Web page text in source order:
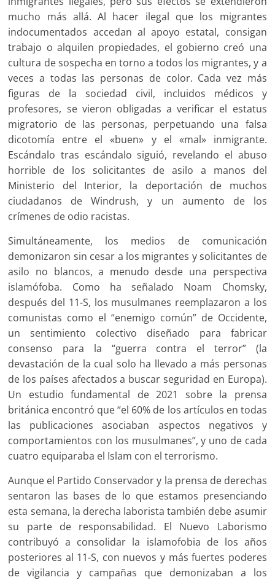
mucho más allá. Al hacer ilegal que los migrantes
indocumentados accedan al apoyo estatal, consigan
trabajo o alquilen propiedades, el gobierno creó una
cultura de sospecha en torno a todos los migrantes, y a
veces a todas las personas de color. Cada vez más
figuras de la sociedad civil, incluidos médicos y
profesores, se vieron obligadas a verificar el estatus
migratorio de las personas, perpetuando una falsa
dicotomía entre el «buen» y el «mal» inmigrante.
Escándalo tras escándalo siguió, revelando el abuso
horrible de los solicitantes de asilo a manos del
Ministerio del Interior, la deportación de muchos
ciudadanos de Windrush, y un aumento de los
crímenes de odio racistas.
Simultáneamente, los medios de comunicación
demonizaron sin cesar a los migrantes y solicitantes de
asilo no blancos, a menudo desde una perspectiva
islamófoba. Como ha señalado Noam Chomsky,
después del 11-S, los musulmanes reemplazaron a los
comunistas como el “enemigo común” de Occidente,
un sentimiento colectivo diseñado para fabricar
consenso para la “guerra contra el terror” (la
devastación de la cual solo ha llevado a más personas
de los países afectados a buscar seguridad en Europa).
Un estudio fundamental de 2021 sobre la prensa
británica encontró que “el 60% de los artículos en todas
las publicaciones asociaban aspectos negativos y
comportamientos con los musulmanes”, y uno de cada
cuatro equiparaba el Islam con el terrorismo.
Aunque el Partido Conservador y la prensa de derechas
sentaron las bases de lo que estamos presenciando
esta semana, la derecha laborista también debe asumir
su parte de responsabilidad. El Nuevo Laborismo
contribuyó a consolidar la islamofobia de los años
posteriores al 11-S, con nuevos y más fuertes poderes
de vigilancia y campañas que demonizaban a los